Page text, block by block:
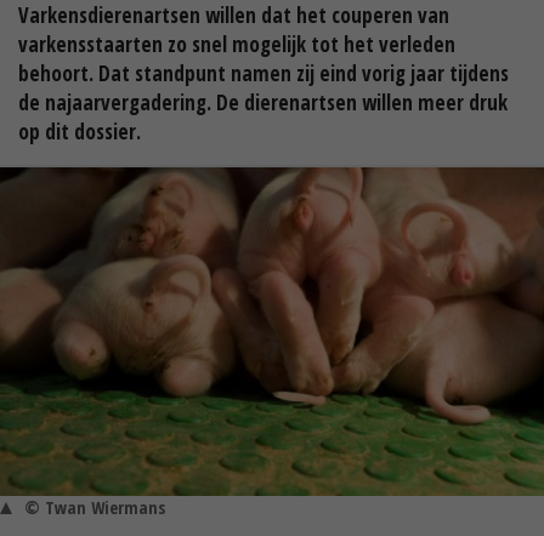
Varkensdierenartsen willen dat het couperen van
varkensstaarten zo snel mogelijk tot het verleden
behoort. Dat standpunt namen zij eind vorig jaar tijdens
de najaarvergadering. De dierenartsen willen meer druk
op dit dossier.
© Twan Wiermans